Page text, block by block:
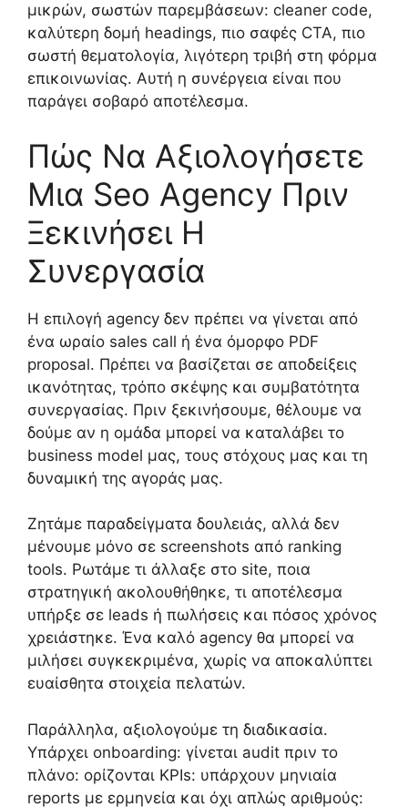
μικρών, σωστών παρεμβάσεων: cleaner code,
καλύτερη δομή headings, πιο σαφές CTA, πιο
σωστή θεματολογία, λιγότερη τριβή στη φόρμα
επικοινωνίας. Αυτή η συνέργεια είναι που
παράγει σοβαρό αποτέλεσμα.
Πώς Να Αξιολογήσετε
Μια Seo Agency Πριν
Ξεκινήσει Η
Συνεργασία
Η επιλογή agency δεν πρέπει να γίνεται από
ένα ωραίο sales call ή ένα όμορφο PDF
proposal. Πρέπει να βασίζεται σε αποδείξεις
ικανότητας, τρόπο σκέψης και συμβατότητα
συνεργασίας. Πριν ξεκινήσουμε, θέλουμε να
δούμε αν η ομάδα μπορεί να καταλάβει το
business model μας, τους στόχους μας και τη
δυναμική της αγοράς μας.
Ζητάμε παραδείγματα δουλειάς, αλλά δεν
μένουμε μόνο σε screenshots από ranking
tools. Ρωτάμε τι άλλαξε στο site, ποια
στρατηγική ακολουθήθηκε, τι αποτέλεσμα
υπήρξε σε leads ή πωλήσεις και πόσος χρόνος
χρειάστηκε. Ένα καλό agency θα μπορεί να
μιλήσει συγκεκριμένα, χωρίς να αποκαλύπτει
ευαίσθητα στοιχεία πελατών.
Παράλληλα, αξιολογούμε τη διαδικασία.
Υπάρχει onboarding: γίνεται audit πριν το
πλάνο: ορίζονται KPIs: υπάρχουν μηνιαία
reports με ερμηνεία και όχι απλώς αριθμούς: